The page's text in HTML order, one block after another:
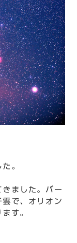
。
ました。バー
で、オリオン
す。